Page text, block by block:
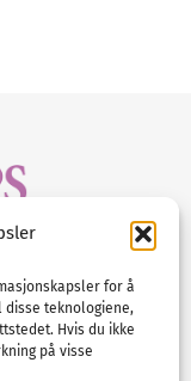
for å
teknologiene,
Hvis du ikke
på visse
.com